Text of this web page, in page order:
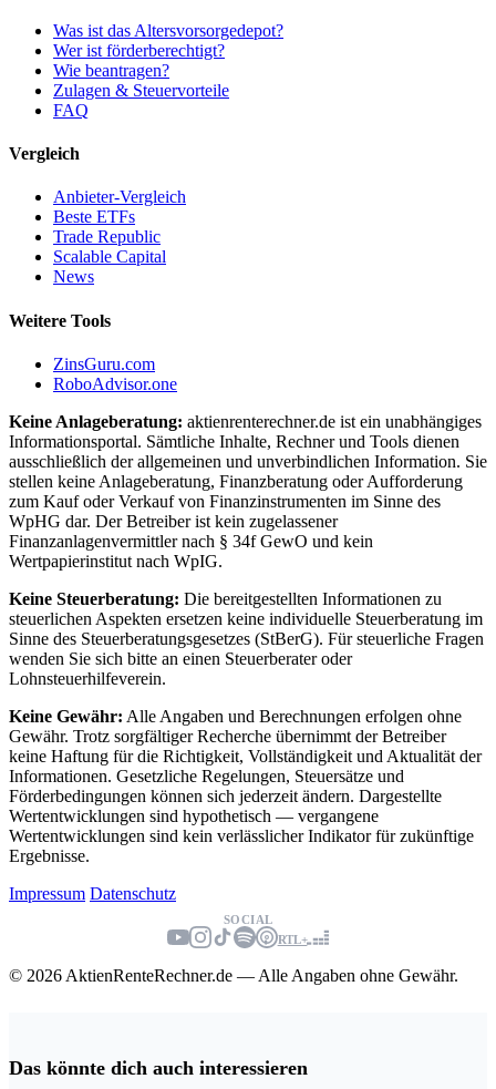
Was ist das Altersvorsorgedepot?
Wer ist förderberechtigt?
Wie beantragen?
Zulagen & Steuervorteile
FAQ
Vergleich
Anbieter-Vergleich
Beste ETFs
Trade Republic
Scalable Capital
News
Weitere Tools
ZinsGuru.com
RoboAdvisor.one
Keine Anlageberatung: aktienrenterechner.de ist ein unabhängiges
Informationsportal. Sämtliche Inhalte, Rechner und Tools dienen
ausschließlich der allgemeinen und unverbindlichen Information. Sie
stellen keine Anlageberatung, Finanzberatung oder Aufforderung
zum Kauf oder Verkauf von Finanzinstrumenten im Sinne des
WpHG dar. Der Betreiber ist kein zugelassener
Finanzanlagenvermittler nach § 34f GewO und kein
Wertpapierinstitut nach WpIG.
Keine Steuerberatung: Die bereitgestellten Informationen zu
steuerlichen Aspekten ersetzen keine individuelle Steuerberatung im
Sinne des Steuerberatungsgesetzes (StBerG). Für steuerliche Fragen
wenden Sie sich bitte an einen Steuerberater oder
Lohnsteuerhilfeverein.
Keine Gewähr: Alle Angaben und Berechnungen erfolgen ohne
Gewähr. Trotz sorgfältiger Recherche übernimmt der Betreiber
keine Haftung für die Richtigkeit, Vollständigkeit und Aktualität der
Informationen. Gesetzliche Regelungen, Steuersätze und
Förderbedingungen können sich jederzeit ändern. Dargestellte
Wertentwicklungen sind hypothetisch — vergangene
Wertentwicklungen sind kein verlässlicher Indikator für zukünftige
Ergebnisse.
Impressum Datenschutz
SOCIAL
RTL+
© 2026 AktienRenteRechner.de — Alle Angaben ohne Gewähr.
Das könnte dich auch interessieren